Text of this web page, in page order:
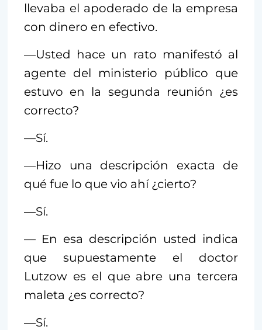
llevaba el apoderado de la empresa
con dinero en efectivo.
—Usted hace un rato manifestó al
agente del ministerio público que
estuvo en la segunda reunión ¿es
correcto?
—Sí.
—Hizo una descripción exacta de
qué fue lo que vio ahí ¿cierto?
—Sí.
— En esa descripción usted indica
que supuestamente el doctor
Lutzow es el que abre una tercera
maleta ¿es correcto?
—Sí.